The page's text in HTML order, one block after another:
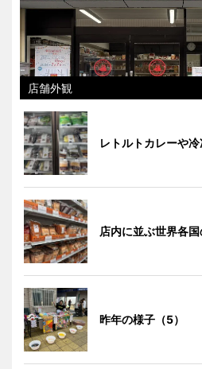
店舗外観
レトルトカレーや
店内に並ぶ世界各
昨年の様子（5）